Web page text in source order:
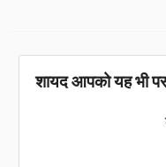
शायद आपको यह भी